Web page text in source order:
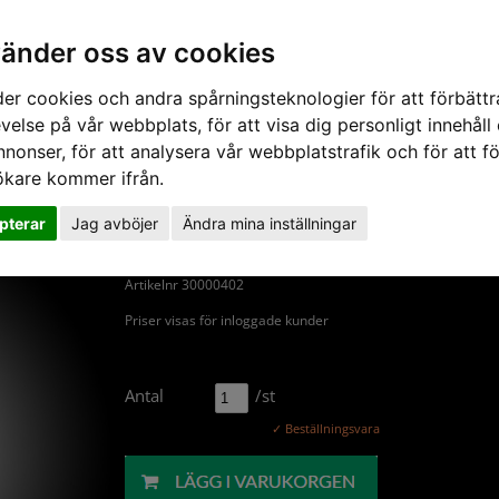
oss av cookies
cookies och andra spårningsteknologier för att
på vår webbplats, för att visa dig personligt innehåll
för att analysera vår webbplatstrafik och för att
kommer ifrån.
Jag avböjer Ändra mina inställningar
Nyheter Om Ljusteknik
3-fasskena NLP Powertrack
Artikelnr 30000402
Priser visas för inloggade kunder
Antal /st
✓ Beställningsvara